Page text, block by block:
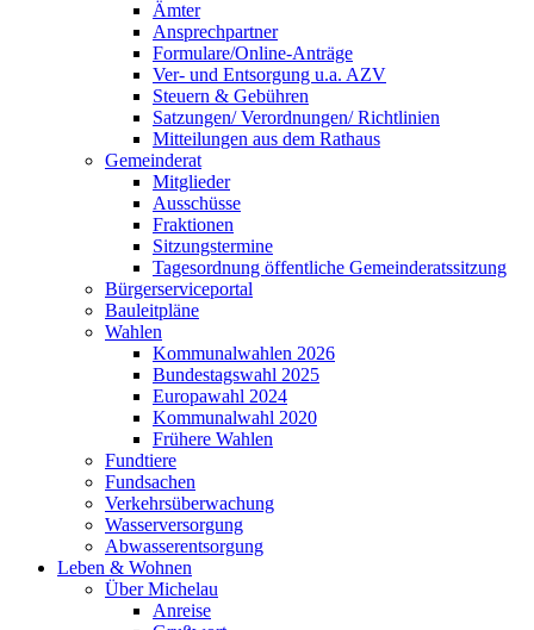
Ämter
Ansprechpartner
Formulare/Online-Anträge
Ver- und Entsorgung u.a. AZV
Steuern & Gebühren
Satzungen/ Verordnungen/ Richtlinien
Mitteilungen aus dem Rathaus
Gemeinderat
Mitglieder
Ausschüsse
Fraktionen
Sitzungstermine
Tagesordnung öffentliche Gemeinderatssitzung
Bürgerserviceportal
Bauleitpläne
Wahlen
Kommunalwahlen 2026
Bundestagswahl 2025
Europawahl 2024
Kommunalwahl 2020
Frühere Wahlen
Fundtiere
Fundsachen
Verkehrsüberwachung
Wasserversorgung
Abwasserentsorgung
Leben & Wohnen
Über Michelau
Anreise